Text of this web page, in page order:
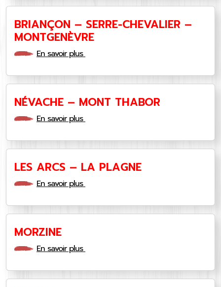
BRIANÇON – SERRE-CHEVALIER –
MONTGENÈVRE
En savoir plus
NÉVACHE – MONT THABOR
En savoir plus
LES ARCS – LA PLAGNE
En savoir plus
MORZINE
En savoir plus